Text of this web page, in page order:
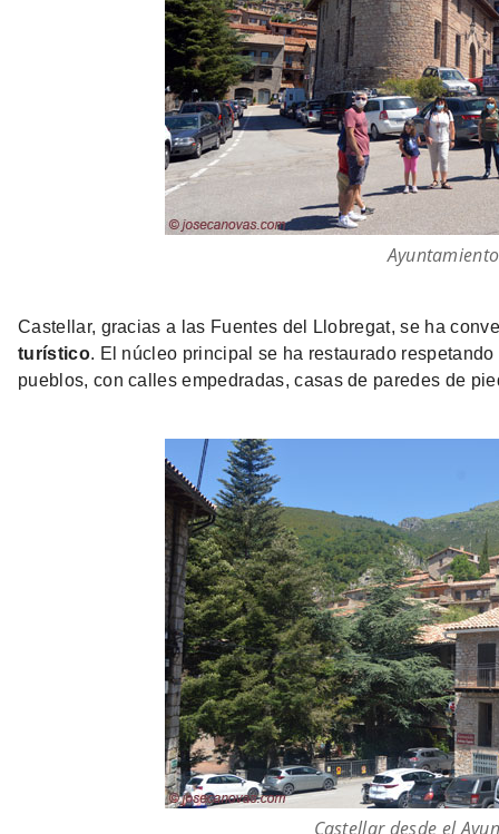
Ayuntamiento
Castellar, gracias a las Fuentes del Llobregat, se ha
turístico. El núcleo principal se ha restaurado
pueblos, con calles empedradas, casas de paredes de
Castellar desde el